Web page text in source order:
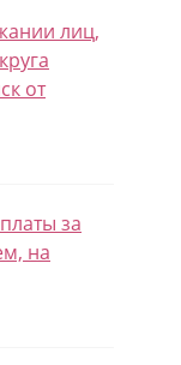
лиц,
от
за
на